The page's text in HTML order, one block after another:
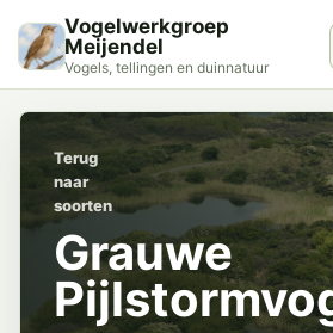
Vogelwerkgroep
Meijendel
Vogels, tellingen en duinnatuur
Terug
naar
soorten
Grauwe